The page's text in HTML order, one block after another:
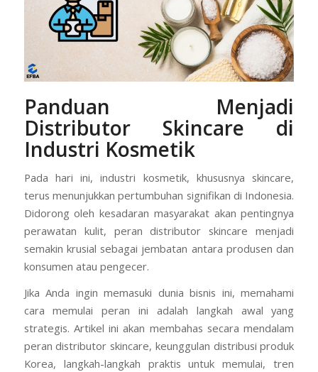
Panduan Menjadi
Distributor Skincare di
Industri Kosmetik
Pada hari ini, industri kosmetik, khususnya skincare,
terus menunjukkan pertumbuhan signifikan di Indonesia.
Didorong oleh kesadaran masyarakat akan pentingnya
perawatan kulit, peran distributor skincare menjadi
semakin krusial sebagai jembatan antara produsen dan
konsumen atau pengecer.
Jika Anda ingin memasuki dunia bisnis ini, memahami
cara memulai peran ini adalah langkah awal yang
strategis. Artikel ini akan membahas secara mendalam
peran distributor skincare, keunggulan distribusi produk
Korea, langkah-langkah praktis untuk memulai, tren